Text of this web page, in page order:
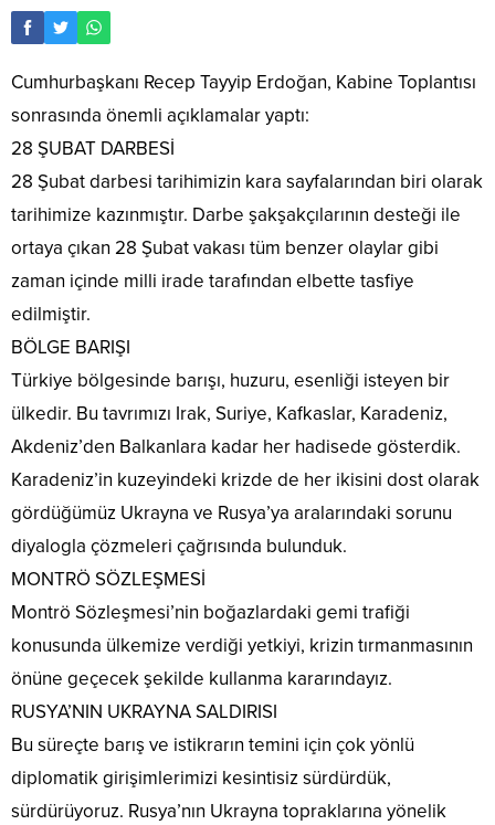
Cumhurbaşkanı Recep Tayyip Erdoğan, Kabine Toplantısı
sonrasında önemli açıklamalar yaptı:
28 ŞUBAT DARBESİ
28 Şubat darbesi tarihimizin kara sayfalarından biri olarak
tarihimize kazınmıştır. Darbe şakşakçılarının desteği ile
ortaya çıkan 28 Şubat vakası tüm benzer olaylar gibi
zaman içinde milli irade tarafından elbette tasfiye
edilmiştir.
BÖLGE BARIŞI
Türkiye bölgesinde barışı, huzuru, esenliği isteyen bir
ülkedir. Bu tavrımızı Irak, Suriye, Kafkaslar, Karadeniz,
Akdeniz’den Balkanlara kadar her hadisede gösterdik.
Karadeniz’in kuzeyindeki krizde de her ikisini dost olarak
gördüğümüz Ukrayna ve Rusya’ya aralarındaki sorunu
diyalogla çözmeleri çağrısında bulunduk.
MONTRÖ SÖZLEŞMESİ
Montrö Sözleşmesi’nin boğazlardaki gemi trafiği
konusunda ülkemize verdiği yetkiyi, krizin tırmanmasının
önüne geçecek şekilde kullanma kararındayız.
RUSYA’NIN UKRAYNA SALDIRISI
Bu süreçte barış ve istikrarın temini için çok yönlü
diplomatik girişimlerimizi kesintisiz sürdürdük,
sürdürüyoruz. Rusya’nın Ukrayna topraklarına yönelik